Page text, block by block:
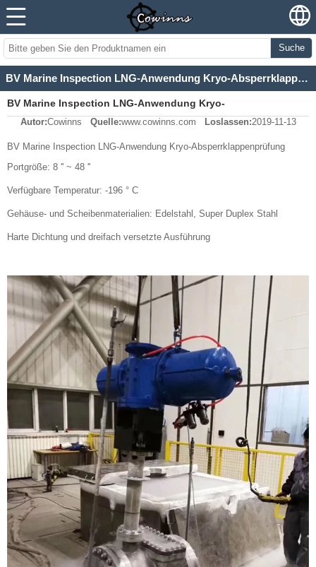
Suche
BV Marine Inspection LNG-Anwendung Kryo-Absperrklappenprüfung
BV Marine Inspection LNG-Anwendung Kryo-
Absperrklappenprüfung
Autor:Cowinns Quelle:www.cowinns.com Loslassen:2019-11-13
BV Marine Inspection LNG-Anwendung Kryo-Absperrklappenprüfung
Portgröße: 8 '' ~ 48 ''
Verfügbare Temperatur: -196 ° C
Gehäuse- und Scheibenmaterialien: Edelstahl, Super Duplex Stahl
Harte Dichtung und dreifach versetzte Ausführung